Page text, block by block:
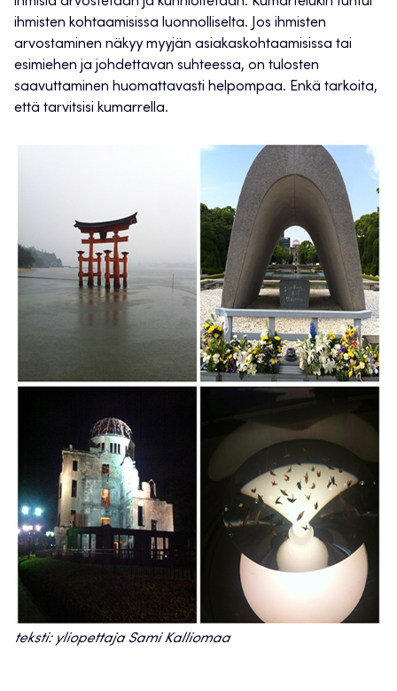
ihmisten kohtaamisissa luonnolliselta. Jos ihmisten
arvostaminen näkyy myyjän asiakaskohtaamisissa tai
esimiehen ja johdettavan suhteessa, on tulosten
saavuttaminen huomattavasti helpompaa. Enkä tarkoita,
että tarvitsisi kumarrella.
teksti: yliopettaja Sami Kalliomaa